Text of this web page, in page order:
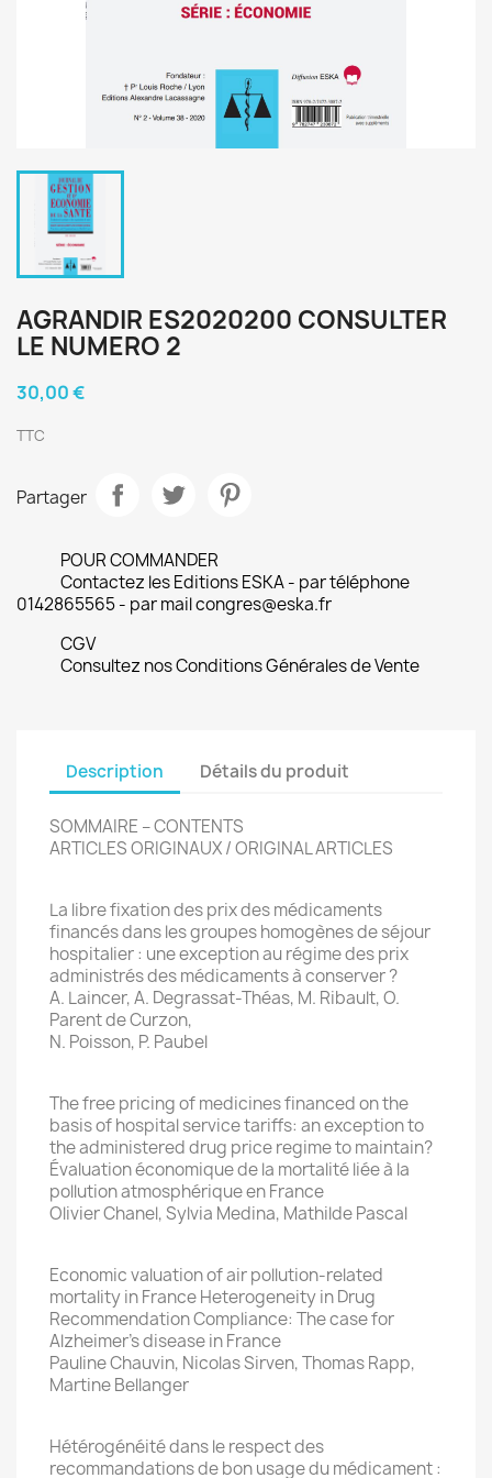
AGRANDIR ES2020200 CONSULTER
LE NUMERO 2
30,00 €
TTC
Partager
POUR COMMANDER
Contactez les Editions ESKA - par téléphone
0142865565 - par mail congres@eska.fr
CGV
Consultez nos Conditions Générales de Vente
Description Détails du produit
SOMMAIRE – CONTENTS
ARTICLES ORIGINAUX / ORIGINAL ARTICLES
La libre fixation des prix des médicaments
financés dans les groupes homogènes de séjour
hospitalier : une exception au régime des prix
administrés des médicaments à conserver ?
A. Laincer, A. Degrassat-Théas, M. Ribault, O.
Parent de Curzon,
N. Poisson, P. Paubel
The free pricing of medicines financed on the
basis of hospital service tariffs: an exception to
the administered drug price regime to maintain?
Évaluation économique de la mortalité liée à la
pollution atmosphérique en France
Olivier Chanel, Sylvia Medina, Mathilde Pascal
Economic valuation of air pollution-related
mortality in France Heterogeneity in Drug
Recommendation Compliance: The case for
Alzheimer’s disease in France
Pauline Chauvin, Nicolas Sirven, Thomas Rapp,
Martine Bellanger
Hétérogénéité dans le respect des
recommandations de bon usage du médicament :